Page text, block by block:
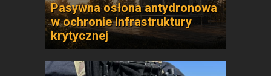
Pasywna osłona antydronowa
w ochronie infrastruktury
krytycznej